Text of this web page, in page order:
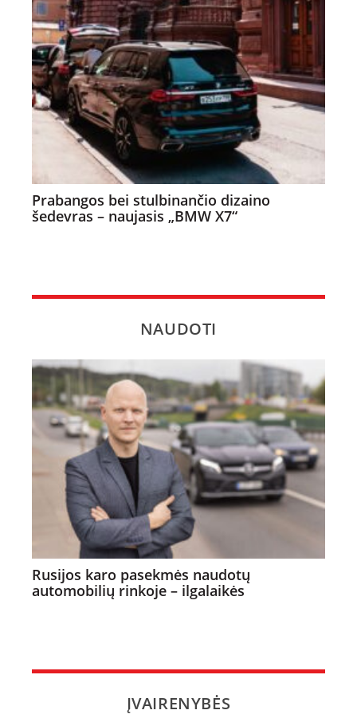
Prabangos bei stulbinančio dizaino
šedevras – naujasis „BMW X7“
NAUDOTI
Rusijos karo pasekmės naudotų
automobilių rinkoje – ilgalaikės
ĮVAIRENYBĖS